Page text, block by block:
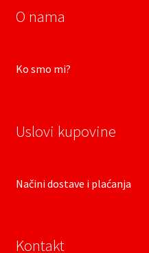
O nama
Ko smo mi?
Uslovi kupovine
Načini dostave i plaćanja
Kontakt